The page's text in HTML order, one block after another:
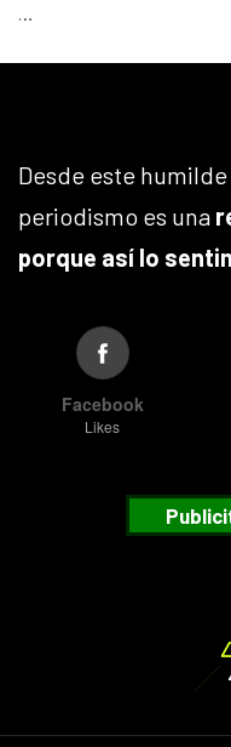
…
Desde este
periodismo es una
porque así lo
Facebook
Likes
¿Desea